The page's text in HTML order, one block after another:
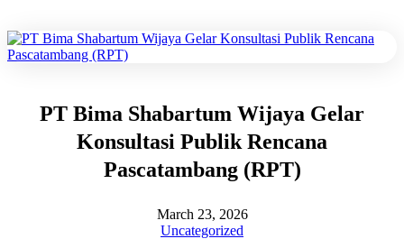
PT Bima Shabartum Wijaya Gelar
Konsultasi Publik Rencana
Pascatambang (RPT)
March 23, 2026
Uncategorized